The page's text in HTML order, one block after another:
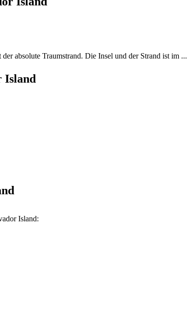
absolute Traumstrand. Die Insel und der Strand ist im ...
Island
Island: